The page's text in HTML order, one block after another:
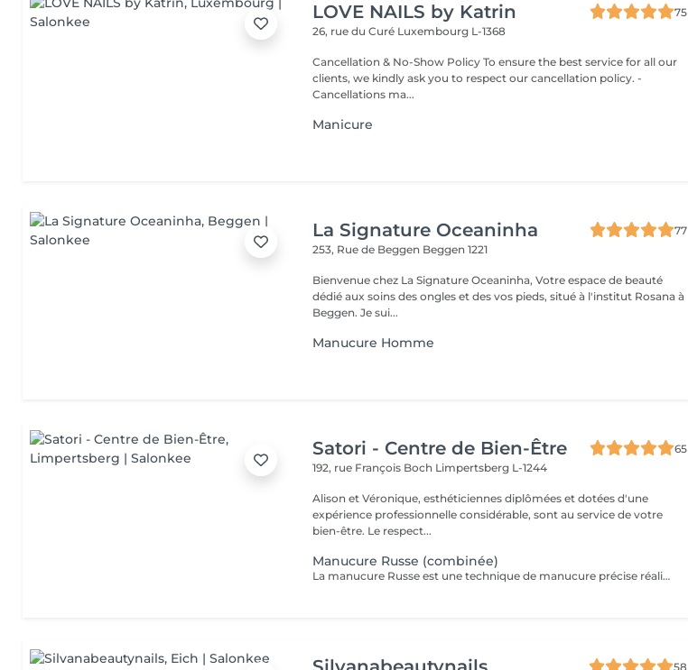
LOVE NAILS by Katrin
75
26, rue du Curé Luxembourg L-1368
Cancellation & No-Show Policy To ensure the best service for all our
clients, we kindly ask you to respect our cancellation policy. -
Cancellations ma...
Manicure
La Signature Oceaninha
77
253, Rue de Beggen Beggen 1221
Bienvenue chez La Signature Oceaninha, Votre espace de beauté
dédié aux soins des ongles et des vos pieds, situé à l'institut Rosana à
Beggen. Je sui...
Manucure Homme
Satori - Centre de Bien-Être
65
192, rue François Boch Limpertsberg L-1244
Alison et Véronique, esthéticiennes diplômées et dotées d'une
expérience professionnelle considérable, sont au service de votre
bien-être. Le respect...
Manucure Russe (combinée)
La manucure Russe est une technique de manucure précise réalisée à l'aide d'embouts adaptés pour nettoyer en profondeur les cuticules et le contour des ongles. Elle permet un rendu ultra net, propre et une finition impeccable. Idéale avant une pose de vernis semi-permanent ou gel.
58